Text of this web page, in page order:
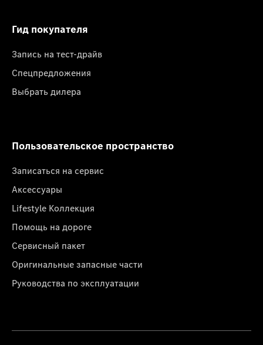
Гид покупателя
Запись на тест-драйв
Спецпредложения
Выбрать дилера
Пользовательское пространство
Записаться на сервис
Аксессуары
Lifestyle Коллекция
Помощь на дороге
Сервисный пакет
Оригинальные запасные части
Руководства по эксплуатации